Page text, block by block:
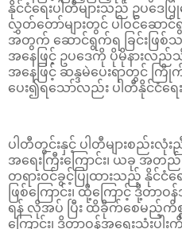
နိုင်ငံရေးပါတီများသည် ဥပဒေ
လွှတ်တော်များတွင် ပါဝင်ဆောင်ရွ
အတွက် ဆောင်ရွက်ရ ခြင်းဖြစ်သဖ
အနေဖြင့် ဥပဒေကို ပိုမိုနားလည်သိ
အနေဖြင့် ဆန္ဒမဲပေးရာတွင်
ပေး၍ရသော်လည်း ပါတီနိုင်ငံရေး
ပါတီတွင်းနှင့် ပါတီများစည်
အရေးကြီးကြောင်း၊ ယခု အတည်
တရားဝင်ခွင့်ပြုထားသည့် နိုင်ငံရေ
ဖြစ်ကြောင်း၊ ထို့ကြောင့် ဒို့တ
ရန် လိုအပ် ပြီး ထိခိုက်စေမည့်ကိစ္
ကြောင်း၊ ဒို့တာဝန်အရေးသုံးပါ